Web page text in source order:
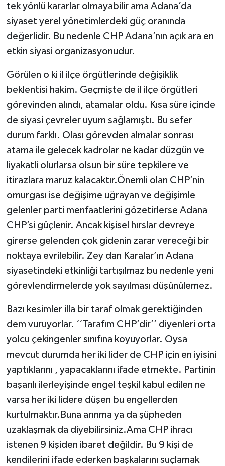
tek yönlü kararlar olmayabilir ama Adana’da
siyaset yerel yönetimlerdeki güç oranında
değerlidir. Bu nedenle CHP Adana’nın açık ara en
etkin siyasi organizasyonudur.
Görülen o ki il ilçe örgütlerinde değişiklik
beklentisi hakim. Geçmişte de il ilçe örgütleri
görevinden alındı, atamalar oldu. Kısa süre içinde
de siyasi çevreler uyum sağlamıştı. Bu sefer
durum farklı. Olası görevden almalar sonrası
atama ile gelecek kadrolar ne kadar düzgün ve
liyakatli olurlarsa olsun bir süre tepkilere ve
itirazlara maruz kalacaktır.Önemli olan CHP’nin
omurgası ise değişime uğrayan ve değişimle
gelenler parti menfaatlerini gözetirlerse Adana
CHP’si güçlenir. Ancak kişisel hırslar devreye
girerse gelenden çok gidenin zarar vereceği bir
noktaya evrilebilir. Zey dan Karalar’ın Adana
siyasetindeki etkinliği tartışılmaz bu nedenle yeni
görevlendirmelerde yok sayılması düşünülemez.
Bazı kesimler illa bir taraf olmak gerektiğinden
dem vuruyorlar. ‘‘Tarafım CHP’dir’’ diyenleri orta
yolcu çekingenler sınıfına koyuyorlar. Oysa
mevcut durumda her iki lider de CHP için en iyisini
yaptıklarını , yapacaklarını ifade etmekte. Partinin
başarılı ilerleyişinde engel teşkil kabul edilen ne
varsa her iki lidere düşen bu engellerden
kurtulmaktır.Buna arınma ya da şüpheden
uzaklaşmak da diyebilirsiniz.Ama CHP ihracı
istenen 9 kişiden ibaret değildir. Bu 9 kişi de
kendilerini ifade ederken başkalarını suçlamak